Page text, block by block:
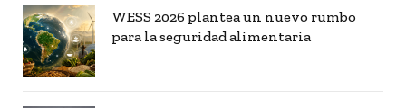
WESS 2026 plantea un nuevo rumbo
para la seguridad alimentaria